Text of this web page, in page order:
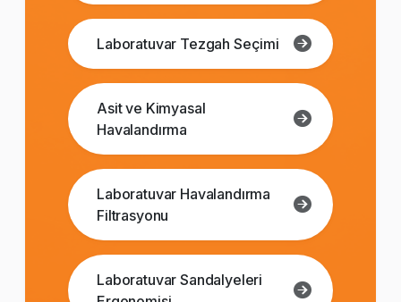
Laboratuvar Tezgah Seçimi
Asit ve Kimyasal
Havalandırma
Laboratuvar Havalandırma
Filtrasyonu
Laboratuvar Sandalyeleri